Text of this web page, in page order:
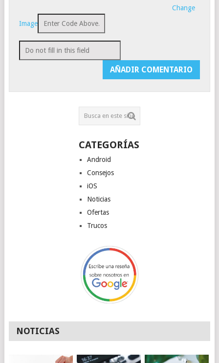
Change
Image
CATEGORÍAS
Android
Consejos
iOS
Noticias
Ofertas
Trucos
NOTICIAS